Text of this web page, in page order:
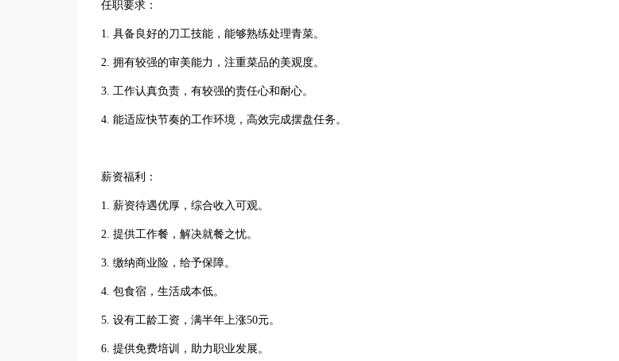
任职要求：
1. 具备良好的刀工技能，能够熟练处理青菜。
2. 拥有较强的审美能力，注重菜品的美观度。
3. 工作认真负责，有较强的责任心和耐心。
4. 能适应快节奏的工作环境，高效完成摆盘任务。
薪资福利：
1. 薪资待遇优厚，综合收入可观。
2. 提供工作餐，解决就餐之忧。
3. 缴纳商业险，给予保障。
4. 包食宿，生活成本低。
5. 设有工龄工资，满半年上涨50元。
6. 提供免费培训，助力职业发展。